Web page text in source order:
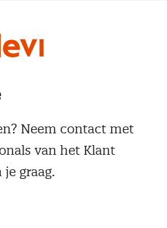
Neem contact met
van het Klant
graag.